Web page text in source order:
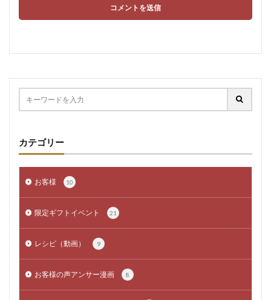
カテゴリー
お客様 10
限定ギフトイベント 21
レシピ（動画） 9
お客様の声アンサー漫画 8